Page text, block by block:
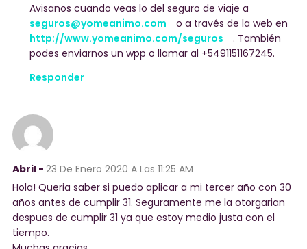
Avisanos cuando veas lo del seguro de viaje a
seguros@yomeanimo.com
o a través de la web en
http://www.yomeanimo.com/seguros
. También
podes enviarnos un wpp o llamar al +5491151167245.
Responder
Abril - 23 De Enero 2020 A Las 11:25 AM
Hola! Queria saber si puedo aplicar a mi tercer año con 30
años antes de cumplir 31. Seguramente me la otorgarian
despues de cumplir 31 ya que estoy medio justa con el
tiempo.